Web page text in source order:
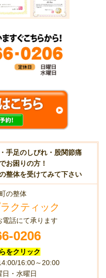
手足のしびれ・股関節痛
お困りの方！
整体を受けてみて下さい
の整体
クティック
電話にて承ります
0206
をクリック
16:00～20:00
・水曜日